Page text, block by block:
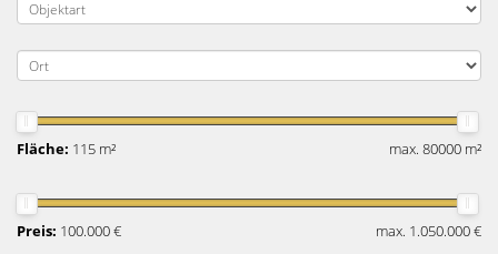
Fläche: 115 m² max. 80000 m²
Preis: 100.000 € max. 1.050.000 €